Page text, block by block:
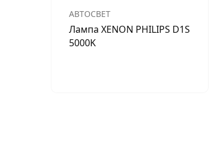
АВТОСВЕТ
Лампа XENON PHILIPS D1S
5000K